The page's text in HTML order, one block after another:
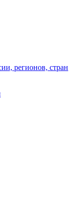
регионов, стран